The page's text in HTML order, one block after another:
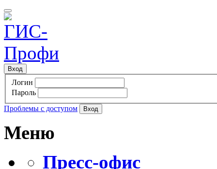
Вход
Логин
Пароль
Проблемы с доступом
Меню
Пресс-офис